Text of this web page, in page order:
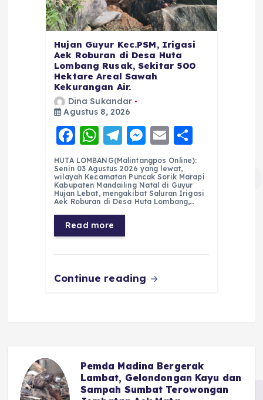
Hujan Guyur Kec.PSM, Irigasi
Aek Roburan di Desa Huta
Lombang Rusak, Sekitar 500
Hektare Areal Sawah
Kekurangan Air.
Dina Sukandar
Agustus 8, 2026
F
a
c
e
b
o
o
W
h
a
ts
A
p
p
T
el
e
g
r
m
M
e
ss
e
n
er
E
m
ai
l
h
a
re
HUTA LOMBANG(Malintangpos Online):
Senin 03 Agustus 2026 yang lewat,
wilayah Kecamatan Puncak Sorik Marapi
Kabupaten Mandailing Natal di Guyur
Hujan Lebat, mengakibat Saluran Irigasi
Aek Roburan di Desa Huta Lombang,…
Read more
Continue reading
Pemda Madina Bergerak
Lambat, Gelondongan Kayu dan
Sampah Sumbat Terowongan